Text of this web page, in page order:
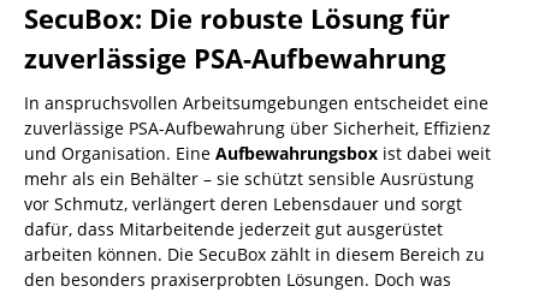
SecuBox: Die robuste Lösung für
zuverlässige PSA-Aufbewahrung
In anspruchsvollen Arbeitsumgebungen entscheidet eine
zuverlässige PSA-Aufbewahrung über Sicherheit, Effizienz
und Organisation. Eine Aufbewahrungsbox ist dabei weit
mehr als ein Behälter – sie schützt sensible Ausrüstung
vor Schmutz, verlängert deren Lebensdauer und sorgt
dafür, dass Mitarbeitende jederzeit gut ausgerüstet
arbeiten können. Die SecuBox zählt in diesem Bereich zu
den besonders praxiserprobten Lösungen. Doch was